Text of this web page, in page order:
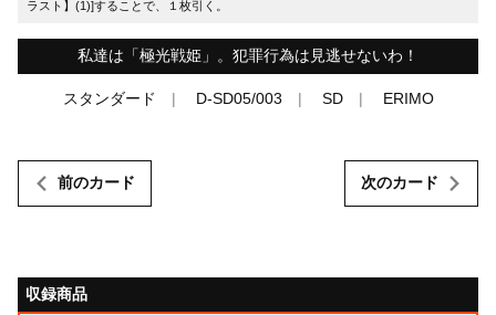
ラスト】(1)]することで、１枚引く。
私達は「極光戦姫」。犯罪行為は見逃せないわ！
スタンダード D-SD05/003 SD ERIMO
前のカード 次のカード
収録商品